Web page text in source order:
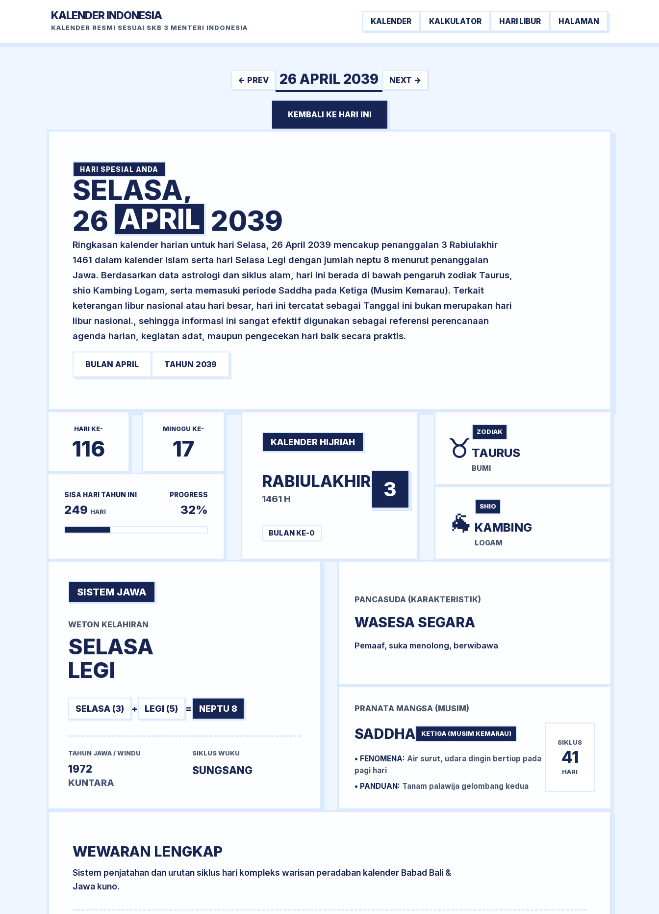
KALENDER INDONESIA
KALENDER RESMI SESUAI SKB 3 MENTERI INDONESIA
KALENDER KALKULATOR HARI LIBUR HALAMAN
← PREV 26 APRIL 2039 NEXT →
KEMBALI KE HARI INI
HARI SPESIAL ANDA
SELASA,
26 APRIL 2039
Ringkasan kalender harian untuk hari Selasa, 26 April 2039 mencakup penanggalan 3 Rabiulakhir
1461 dalam kalender Islam serta hari Selasa Legi dengan jumlah neptu 8 menurut penanggalan
Jawa. Berdasarkan data astrologi dan siklus alam, hari ini berada di bawah pengaruh zodiak Taurus,
shio Kambing Logam, serta memasuki periode Saddha pada Ketiga (Musim Kemarau). Terkait
keterangan libur nasional atau hari besar, hari ini tercatat sebagai Tanggal ini bukan merupakan hari
libur nasional., sehingga informasi ini sangat efektif digunakan sebagai referensi perencanaan
agenda harian, kegiatan adat, maupun pengecekan hari baik secara praktis.
BULAN APRIL TAHUN 2039
HARI KE-
116
MINGGU KE-
17
SISA HARI TAHUN INI
249 HARI
PROGRESS
32%
KALENDER HIJRIAH
RABIULAKHIR
1461 H 3
BULAN KE-0
♉ ZODIAK
TAURUS
BUMI
🐐 SHIO
KAMBING
LOGAM
SISTEM JAWA
WETON KELAHIRAN
SELASA
LEGI
SELASA (3) + LEGI (5) = NEPTU 8
TAHUN JAWA / WINDU
1972
KUNTARA
SIKLUS WUKU
SUNGSANG
PANCASUDA (KARAKTERISTIK)
WASESA SEGARA
Pemaaf, suka menolong, berwibawa
PRANATA MANGSA (MUSIM)
SADDHA KETIGA (MUSIM KEMARAU)
• FENOMENA: Air surut, udara dingin bertiup pada
pagi hari
• PANDUAN: Tanam palawija gelombang kedua
SIKLUS
41
HARI
WEWARAN LENGKAP
Sistem penjatahan dan urutan siklus hari kompleks warisan peradaban kalender Babad Bali &
Jawa kuno.